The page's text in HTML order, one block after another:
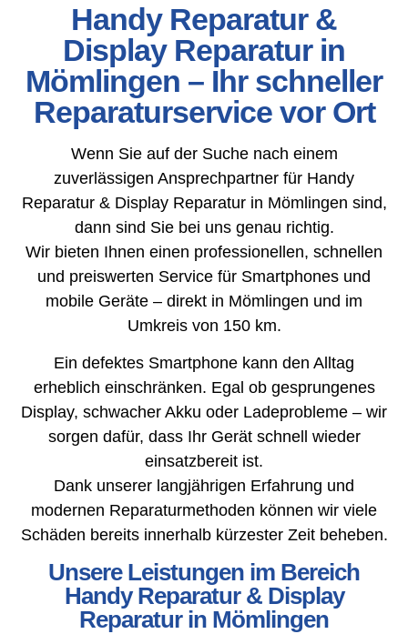
Handy Reparatur &
Display Reparatur in
Mömlingen – Ihr schneller
Reparaturservice vor Ort
Wenn Sie auf der Suche nach einem
zuverlässigen Ansprechpartner für Handy
Reparatur & Display Reparatur in Mömlingen sind,
dann sind Sie bei uns genau richtig.
Wir bieten Ihnen einen professionellen, schnellen
und preiswerten Service für Smartphones und
mobile Geräte – direkt in Mömlingen und im
Umkreis von 150 km.
Ein defektes Smartphone kann den Alltag
erheblich einschränken. Egal ob gesprungenes
Display, schwacher Akku oder Ladeprobleme – wir
sorgen dafür, dass Ihr Gerät schnell wieder
einsatzbereit ist.
Dank unserer langjährigen Erfahrung und
modernen Reparaturmethoden können wir viele
Schäden bereits innerhalb kürzester Zeit beheben.
Unsere Leistungen im Bereich
Handy Reparatur & Display
Reparatur in Mömlingen